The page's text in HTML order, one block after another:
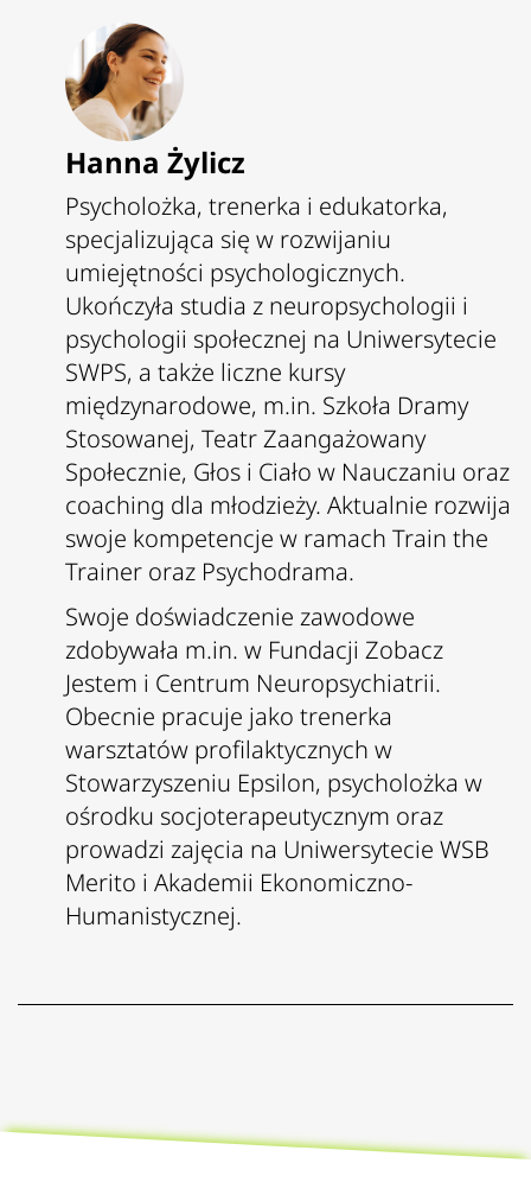
Hanna Żylicz
Psycholożka, trenerka i edukatorka,
specjalizująca się w rozwijaniu
umiejętności psychologicznych.
Ukończyła studia z neuropsychologii i
psychologii społecznej na Uniwersytecie
SWPS, a także liczne kursy
międzynarodowe, m.in. Szkoła Dramy
Stosowanej, Teatr Zaangażowany
Społecznie, Głos i Ciało w Nauczaniu oraz
coaching dla młodzieży. Aktualnie rozwija
swoje kompetencje w ramach Train the
Trainer oraz Psychodrama.
Swoje doświadczenie zawodowe
zdobywała m.in. w Fundacji Zobacz
Jestem i Centrum Neuropsychiatrii.
Obecnie pracuje jako trenerka
warsztatów profilaktycznych w
Stowarzyszeniu Epsilon, psycholożka w
ośrodku socjoterapeutycznym oraz
prowadzi zajęcia na Uniwersytecie WSB
Merito i Akademii Ekonomiczno-
Humanistycznej.